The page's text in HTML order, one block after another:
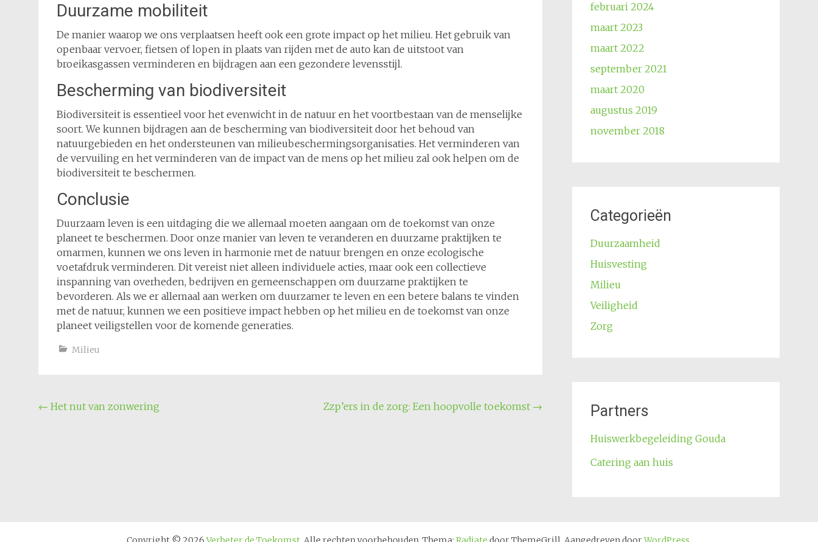
Duurzame mobiliteit
De manier waarop we ons verplaatsen heeft ook een grote impact op het milieu. Het gebruik van
openbaar vervoer, fietsen of lopen in plaats van rijden met de auto kan de uitstoot van
broeikasgassen verminderen en bijdragen aan een gezondere levensstijl.
Bescherming van biodiversiteit
Biodiversiteit is essentieel voor het evenwicht in de natuur en het voortbestaan van de menselijke
soort. We kunnen bijdragen aan de bescherming van biodiversiteit door het behoud van
natuurgebieden en het ondersteunen van milieubeschermingsorganisaties. Het verminderen van
de vervuiling en het verminderen van de impact van de mens op het milieu zal ook helpen om de
biodiversiteit te beschermen.
Conclusie
Duurzaam leven is een uitdaging die we allemaal moeten aangaan om de toekomst van onze
planeet te beschermen. Door onze manier van leven te veranderen en duurzame praktijken te
omarmen, kunnen we ons leven in harmonie met de natuur brengen en onze ecologische
voetafdruk verminderen. Dit vereist niet alleen individuele acties, maar ook een collectieve
inspanning van overheden, bedrijven en gemeenschappen om duurzame praktijken te
bevorderen. Als we er allemaal aan werken om duurzamer te leven en een betere balans te vinden
met de natuur, kunnen we een positieve impact hebben op het milieu en de toekomst van onze
planeet veiligstellen voor de komende generaties.
Milieu
Bericht
← Het nut van zonwering Zzp’ers in de zorg: Een hoopvolle toekomst →
februari 2024
maart 2023
maart 2022
september 2021
maart 2020
augustus 2019
november 2018
Categorieën
Duurzaamheid
Huisvesting
Milieu
Veiligheid
Zorg
Partners
Huiswerkbegeleiding Gouda
Catering aan huis